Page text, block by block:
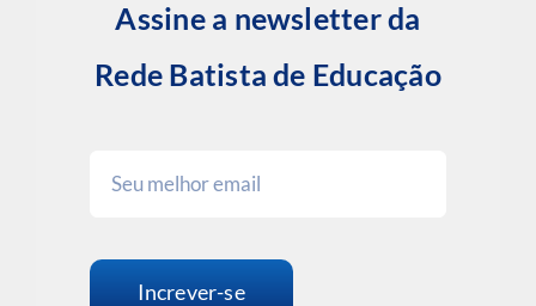
Assine a newsletter da
Rede Batista de Educação
Increver-se